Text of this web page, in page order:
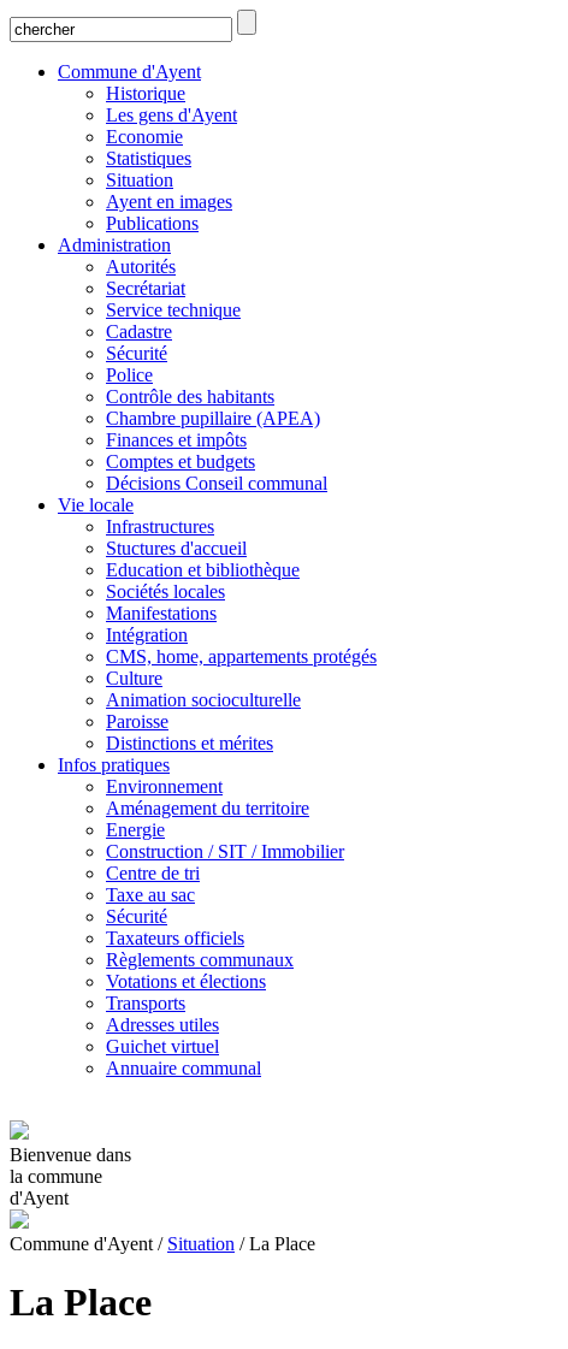
Commune d'Ayent
Historique
Les gens d'Ayent
Economie
Statistiques
Situation
Ayent en images
Publications
Administration
Autorités
Secrétariat
Service technique
Cadastre
Sécurité
Police
Contrôle des habitants
Chambre pupillaire (APEA)
Finances et impôts
Comptes et budgets
Décisions Conseil communal
Vie locale
Infrastructures
Stuctures d'accueil
Education et bibliothèque
Sociétés locales
Manifestations
Intégration
CMS, home, appartements protégés
Culture
Animation socioculturelle
Paroisse
Distinctions et mérites
Infos pratiques
Environnement
Aménagement du territoire
Energie
Construction / SIT / Immobilier
Centre de tri
Taxe au sac
Sécurité
Taxateurs officiels
Règlements communaux
Votations et élections
Transports
Adresses utiles
Guichet virtuel
Annuaire communal
Bienvenue dans
la commune
d'Ayent
Commune d'Ayent / Situation /La Place
La Place